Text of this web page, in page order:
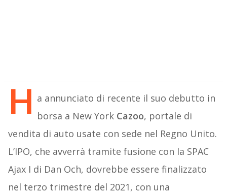
H a annunciato di recente il suo debutto in
borsa a New York Cazoo, portale di
vendita di auto usate con sede nel Regno Unito.
L’IPO, che avverrà tramite fusione con la SPAC
Ajax I di Dan Och, dovrebbe essere finalizzato
nel terzo trimestre del 2021, con una